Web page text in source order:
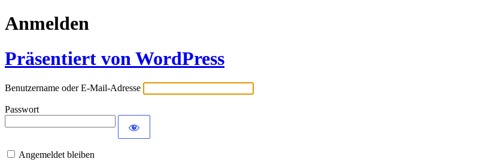
Anmelden
Präsentiert von WordPress
Benutzername oder E-Mail-Adresse
Passwort
Angemeldet bleiben